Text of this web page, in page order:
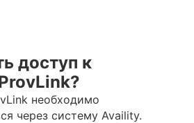
доступ к
необходимо
через систему Availity.